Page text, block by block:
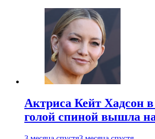
Актриса Кейт Хадсон в
голой спиной вышла